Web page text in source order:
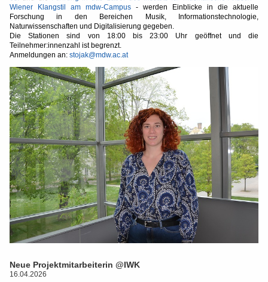
Wiener Klangstil am mdw-Campus - werden Einblicke in die aktuelle
Forschung in den Bereichen Musik, Informationstechnologie,
Naturwissenschaften und Digitalisierung gegeben.
Die Stationen sind von 18:00 bis 23:00 Uhr geöffnet und die
Teilnehmer:innenzahl ist begrenzt.
Anmeldungen an: stojak@mdw.ac.at
Neue Projektmitarbeiterin @IWK
16.04.2026